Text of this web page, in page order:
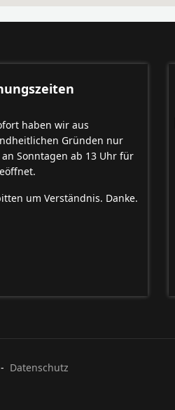
haben wir aus
Gründen nur
an Sonntagen ab 13 Uhr für
um Verständnis. Danke.
- Datenschutz